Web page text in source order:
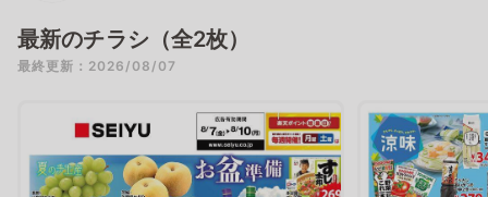
最新のチラシ（全2枚）
最終更新：2026/08/07